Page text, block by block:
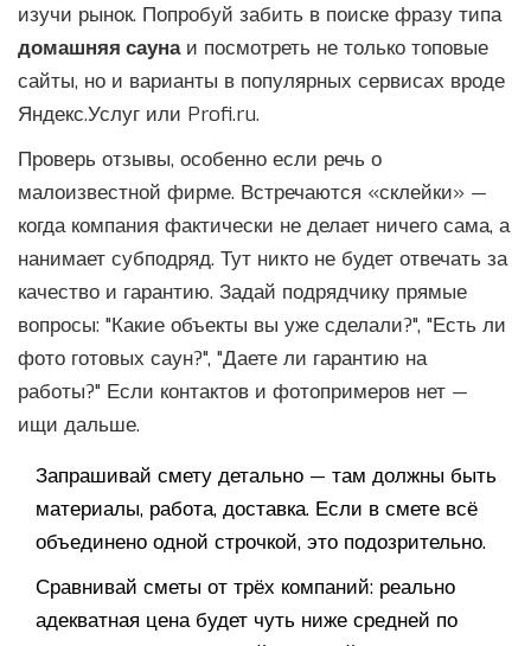
изучи рынок. Попробуй забить в поиске фразу типа
домашняя саунаи посмотреть не только топовые
сайты, но и варианты в популярных сервисах вроде
Яндекс.Услуг или Profi.ru.
Проверь отзывы, особенно если речь о
малоизвестной фирме. Встречаются «склейки» —
когда компания фактически не делает ничего сама, а
нанимает субподряд. Тут никто не будет отвечать за
качество и гарантию. Задай подрядчику прямые
вопросы: "Какие объекты вы уже сделали?", "Есть ли
фото готовых саун?", "Даете ли гарантию на
работы?" Если контактов и фотопримеров нет —
ищи дальше.
Запрашивай смету детально — там должны быть
материалы, работа, доставка. Если в смете всё
объединено одной строчкой, это подозрительно.
Сравнивай сметы от трёх компаний: реально
адекватная цена будет чуть ниже средней по